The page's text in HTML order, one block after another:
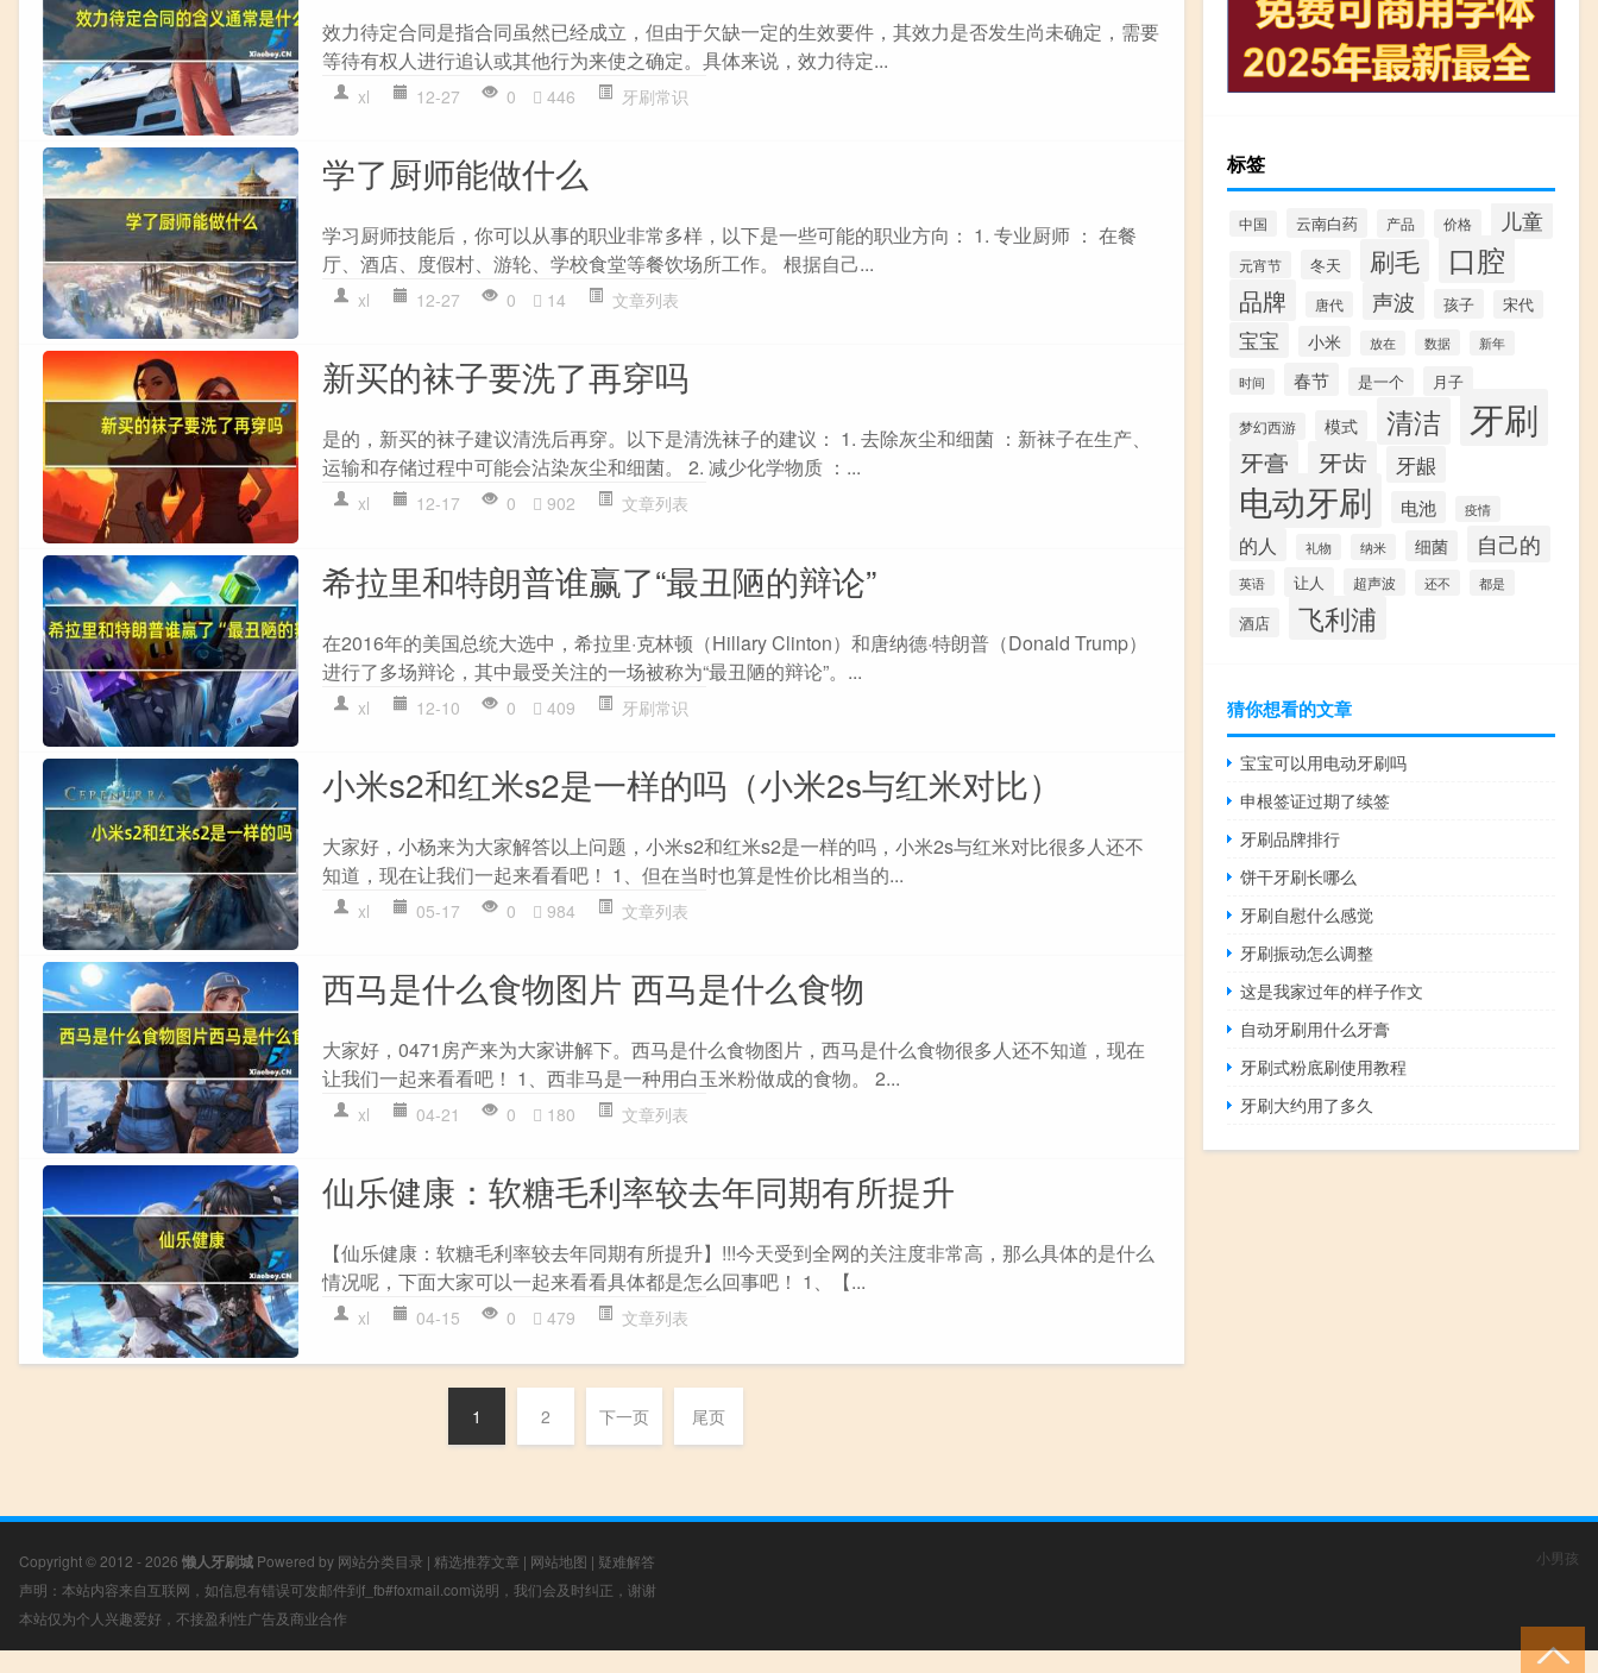
效力待定合同是指合同虽然已经成立，但由于欠缺一定的生效要件，其效力是否发生尚未确定，需要
等待有权人进行追认或其他行为来使之确定。具体来说，效力待定...
xl 12-27 0 446 牙刷常识
学了厨师能做什么
学习厨师技能后，你可以从事的职业非常多样，以下是一些可能的职业方向： 1. 专业厨师 ： 在餐
厅、酒店、度假村、游轮、学校食堂等餐饮场所工作。 根据自己...
xl 12-27 0 14 文章列表
新买的袜子要洗了再穿吗
是的，新买的袜子建议清洗后再穿。以下是清洗袜子的建议： 1. 去除灰尘和细菌 ：新袜子在生产、
运输和存储过程中可能会沾染灰尘和细菌。 2. 减少化学物质 ：...
xl 12-17 0 902 文章列表
希拉里和特朗普谁赢了“最丑陋的辩论”
在2016年的美国总统大选中，希拉里·克林顿（Hillary Clinton）和唐纳德·特朗普（Donald Trump）
进行了多场辩论，其中最受关注的一场被称为“最丑陋的辩论”。...
xl 12-10 0 409 牙刷常识
小米s2和红米s2是一样的吗（小米2s与红米对比）
大家好，小杨来为大家解答以上问题，小米s2和红米s2是一样的吗，小米2s与红米对比很多人还不
知道，现在让我们一起来看看吧！ 1、但在当时也算是性价比相当的...
xl 05-17 0 984 文章列表
西马是什么食物图片 西马是什么食物
大家好，0471房产来为大家讲解下。西马是什么食物图片，西马是什么食物很多人还不知道，现在
让我们一起来看看吧！ 1、西非马是一种用白玉米粉做成的食物。 2...
xl 04-21 0 180 文章列表
仙乐健康：软糖毛利率较去年同期有所提升
【仙乐健康：软糖毛利率较去年同期有所提升】!!!今天受到全网的关注度非常高，那么具体的是什么
情况呢，下面大家可以一起来看看具体都是怎么回事吧！ 1、【...
xl 04-15 0 479 文章列表
1 2 下一页 尾页
标签
中国 云南白药 产品 价格 儿童
元宵节 冬天 刷毛 口腔
品牌 唐代 声波 孩子 宋代
宝宝 小米 放在 数据 新年
时间 春节 是一个 月子
梦幻西游 模式 清洁 牙刷
牙膏 牙齿 牙龈
电动牙刷 电池 疫情
的人 礼物 纳米 细菌 自己的
英语 让人 超声波 还不 都是
酒店 飞利浦
猜你想看的文章
宝宝可以用电动牙刷吗
申根签证过期了续签
牙刷品牌排行
饼干牙刷长哪么
牙刷自慰什么感觉
牙刷振动怎么调整
这是我家过年的样子作文
自动牙刷用什么牙膏
牙刷式粉底刷使用教程
牙刷大约用了多久
Copyright © 2012 - 2026 懒人牙刷城 Powered by 网站分类目录 | 精选推荐文章 | 网站地图 | 疑难解答
声明：本站内容来自互联网，如信息有错误可发邮件到f_fb#foxmail.com说明，我们会及时纠正，谢谢
本站仅为个人兴趣爱好，不接盈利性广告及商业合作
小男孩